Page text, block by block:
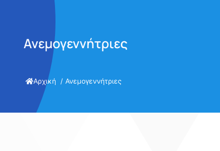
Ανεμογεννήτριες
Αρχική Ανεμογεννήτριες